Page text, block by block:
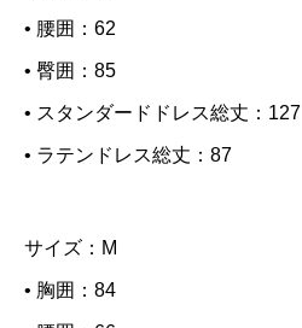
a
• 腰囲：62
• 臀囲：85
• スタンダードドレス総丈：127
• ラテンドレス総丈：87
サイズ：M
• 胸囲：84